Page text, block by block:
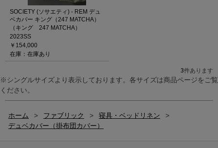
SOCIETY (ソサエティ) - REM デュ
ベカバー キング（247 MATCHA）
（キング 247 MATCHA）
2023SS
￥154,000
在庫：在庫あり
3件あります
※シングルサイズより表示しております。各サイズは商品ページをご覧
ください。
ホーム > ファブリック > 寝具・ベッドリネン
>
デュベカバー（掛布団カバー）